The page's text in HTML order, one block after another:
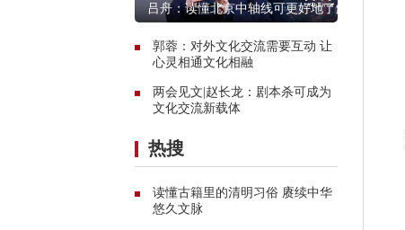
吕舟：读懂北京中轴线可更好地了解
郭蓉：对外文化交流需要互动 让
心灵相通文化相融
两会见文|赵长龙：剧本杀可成为
文化交流新载体
热搜
读懂古籍里的清明习俗 赓续中华
悠久文脉